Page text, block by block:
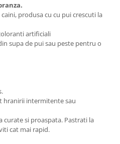
produsa cu cu pui crescuti la
artificiali
supa de pui sau peste pentru o
hranirii intermitente sau
curate si proaspata. Pastrati la
cat mai rapid.